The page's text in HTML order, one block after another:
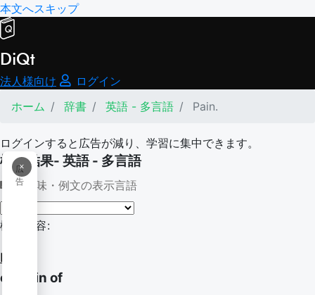
本文へスキップ
DiQt
法人様向け
ログイン
ホーム
辞書 英語 - 多言語 Pain.
ログインすると広告が減り、学習に集中できます。
×
広
告
検索結果- 英語 - 多言語
意味・例文の表示言語
検索内容:
Pain.
on pain of